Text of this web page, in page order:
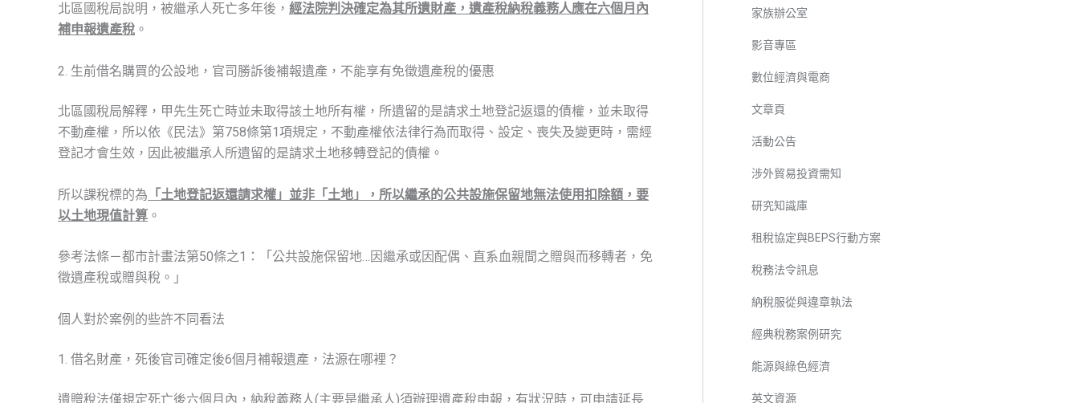
北區國稅局說明，被繼承人死亡多年後， 經法院判決確定為其所遺財產， 遺產稅納稅義務人應在六個月內
補申報遺產稅 。
2. 生前借名購買的公設地，官司勝訴後補報遺產，不能享有免徵遺產稅的優惠
北區國稅局解釋，甲先生死亡時並未取得該土地所有權，所遺留的是請求土地登記返還的債權，並未取得
不動產權，所以依《民法》第758條第1項規定，不動產權依法律行為而取得、設定、喪失及變更時，需經
登記才會生效，因此被繼承人所遺留的是請求土地移轉登記的債權。
所以課稅標的為 「土地登記返還請求權」並非「土地」，所以繼承的公共設施保留地無法使用扣除額，要
以土地現值計算 。
參考法條－都市計畫法第50條之1：「公共設施保留地…因繼承或因配偶、直系血親間之贈與而移轉者，免
徵遺產稅或贈與稅。」
個人對於案例的些許不同看法
1. 借名財產，死後官司確定後6個月補報遺產，法源在哪裡？
遺贈稅法僅規定死亡後六個月內，納稅義務人(主要是繼承人)須辦理遺產稅申報，有狀況時，可申請延長
家族辦公室
影音專區
數位經濟與電商
文章頁
活動公告
涉外貿易投資需知
研究知識庫
租稅協定與BEPS行動方案
稅務法令訊息
納稅服從與違章執法
經典稅務案例研究
能源與綠色經濟
英文資源